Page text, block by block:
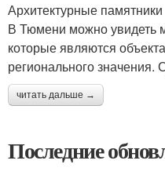
Архитектурные памятники
В Тюмени можно увидеть
которые являются
регионального значения.
читать дальше →
Последние